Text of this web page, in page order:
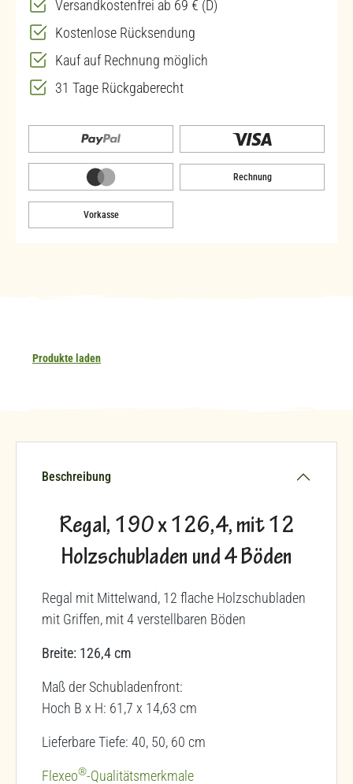
Versandkostenfrei ab 69 € (D)
Kostenlose Rücksendung
Kauf auf Rechnung möglich
31 Tage Rückgaberecht
Rechnung
Vorkasse
Produkte laden
Beschreibung
Regal, 190 x 126,4, mit 12
Holzschubladen und 4 Böden
Regal mit Mittelwand, 12 flache Holzschubladen
mit Griffen, mit 4 verstellbaren Böden
Breite: 126,4 cm
Maß der Schubladenfront:
Hoch B x H: 61,7 x 14,63 cm
Lieferbare Tiefe: 40, 50, 60 cm
Flexeo®-Qualitätsmerkmale